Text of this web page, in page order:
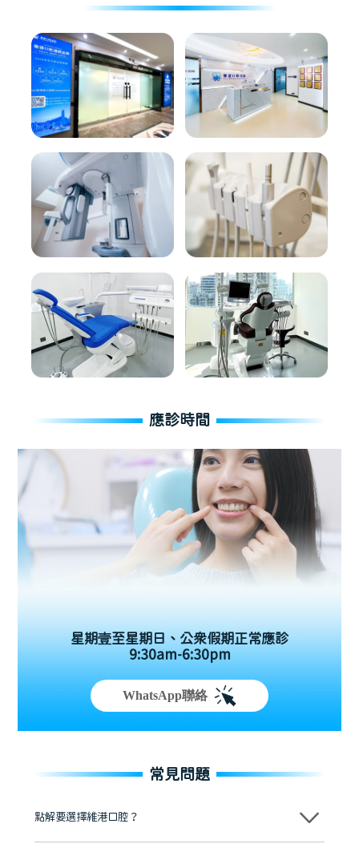
應診時間
星期壹至星期日、公眾假期正常應診
9:30am-6:30pm
WhatsApp聯絡
常見問題
點解要選擇維港口腔？
維港口腔踐行「醫道濟世」的大學校訓，各分院匯聚來自香港、內地的